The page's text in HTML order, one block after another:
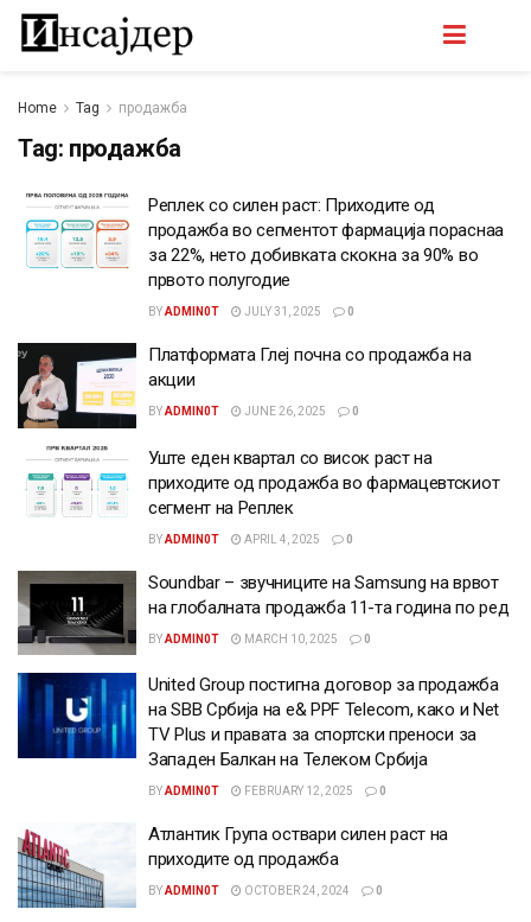
Home Tag продажба
Tag: продажба
Реплек со силен раст: Приходите од
продажба во сегментот фармација пораснаа
за 22%, нето добивката скокна за 90% во
првото полугодие
BYADMIN0T JULY 31, 2025 0
Платформата Глеј почна со продажба на
акции
BYADMIN0T JUNE 26, 2025 0
Уште еден квартал со висок раст на
приходите од продажба во фармацевтскиот
сегмент на Реплек
BYADMIN0T APRIL 4, 2025 0
Soundbar – звучниците на Samsung на врвот
на глобалната продажба 11-та година по ред
BYADMIN0T MARCH 10, 2025 0
United Group постигна договор за продажба
на SBB Србија на e& PPF Telecom, како и Net
TV Plus и правата за спортски преноси за
Западен Балкан на Телеком Србија
BYADMIN0T FEBRUARY 12, 2025 0
Атлантик Група оствари силен раст на
приходите од продажба
BYADMIN0T OCTOBER 24, 2024 0